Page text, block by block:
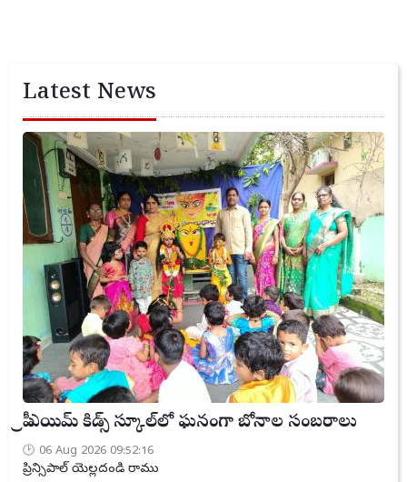
Latest News
ప్రీ ఎయిమ్ కిడ్స్ స్కూల్‌లో ఘనంగా బోనాల సంబరాలు
06 Aug 2026 09:52:16
ప్రిన్సిపాల్ యెల్లదండి రాము